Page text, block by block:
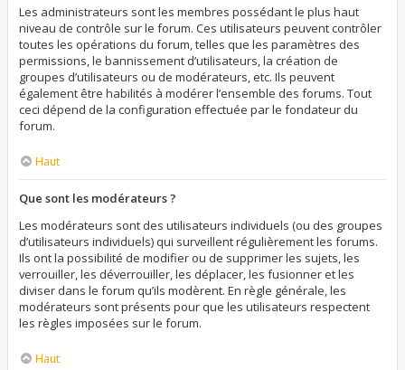
Les administrateurs sont les membres possédant le plus haut
niveau de contrôle sur le forum. Ces utilisateurs peuvent contrôler
toutes les opérations du forum, telles que les paramètres des
permissions, le bannissement d’utilisateurs, la création de
groupes d’utilisateurs ou de modérateurs, etc. Ils peuvent
également être habilités à modérer l’ensemble des forums. Tout
ceci dépend de la configuration effectuée par le fondateur du
forum.
Haut
Que sont les modérateurs ?
Les modérateurs sont des utilisateurs individuels (ou des groupes
d’utilisateurs individuels) qui surveillent régulièrement les forums.
Ils ont la possibilité de modifier ou de supprimer les sujets, les
verrouiller, les déverrouiller, les déplacer, les fusionner et les
diviser dans le forum qu’ils modèrent. En règle générale, les
modérateurs sont présents pour que les utilisateurs respectent
les règles imposées sur le forum.
Haut